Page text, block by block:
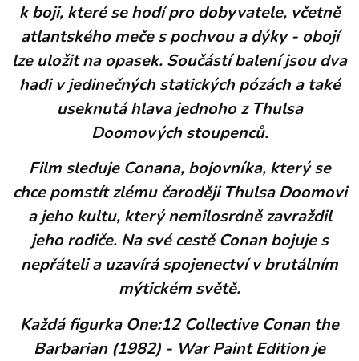
k boji, které se hodí pro dobyvatele, včetně
atlantského meče s pochvou a dýky - obojí
lze uložit na opasek. Součástí balení jsou dva
hadi v jedinečných statických pózách a také
useknutá hlava jednoho z Thulsa
Doomových stoupenců.
Film sleduje Conana, bojovníka, který se
chce pomstít zlému čaroději Thulsa Doomovi
a jeho kultu, který nemilosrdně zavraždil
jeho rodiče. Na své cestě Conan bojuje s
nepřáteli a uzavírá spojenectví v brutálním
mýtickém světě.
Každá figurka One:12 Collective Conan the
Barbarian (1982) - War Paint Edition je